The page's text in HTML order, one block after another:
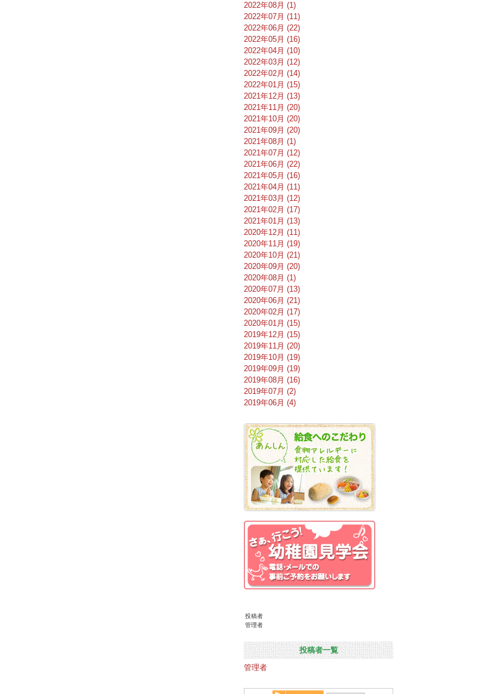
2022年08月 (1)
2022年07月 (11)
2022年06月 (22)
2022年05月 (16)
2022年04月 (10)
2022年03月 (12)
2022年02月 (14)
2022年01月 (15)
2021年12月 (13)
2021年11月 (20)
2021年10月 (20)
2021年09月 (20)
2021年08月 (1)
2021年07月 (12)
2021年06月 (22)
2021年05月 (16)
2021年04月 (11)
2021年03月 (12)
2021年02月 (17)
2021年01月 (13)
2020年12月 (11)
2020年11月 (19)
2020年10月 (21)
2020年09月 (20)
2020年08月 (1)
2020年07月 (13)
2020年06月 (21)
2020年02月 (17)
2020年01月 (15)
2019年12月 (15)
2019年11月 (20)
2019年10月 (19)
2019年09月 (19)
2019年08月 (16)
2019年07月 (2)
2019年06月 (4)
投稿者
管理者
投稿者一覧
管理者